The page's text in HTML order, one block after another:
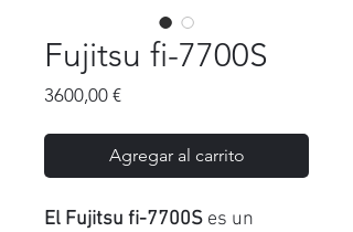
Fujitsu fi-7700S
3600,00 €Precio
Agregar al carrito
El Fujitsu fi-7700S es un